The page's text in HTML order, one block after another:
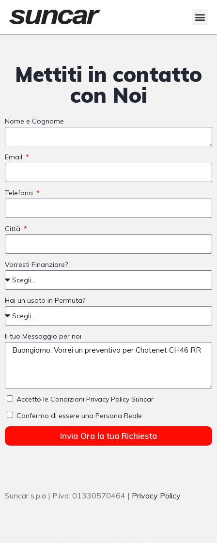
Mettiti in contatto
con Noi
Nome e Cognome
Email
Telefono
Città
Vorresti Finanziare?
Hai un usato in Permuta?
Il tuo Messaggio per noi
Accetto le Condizioni Privacy Policy Suncar
Confermo di essere una Persona Reale
Invia Ora la tua Richiesta
Suncar s.p.a | P.iva: 01330570464 | Privacy Policy